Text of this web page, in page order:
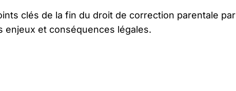
clés de la fin du droit de correction parentale par
enjeux et conséquences légales.